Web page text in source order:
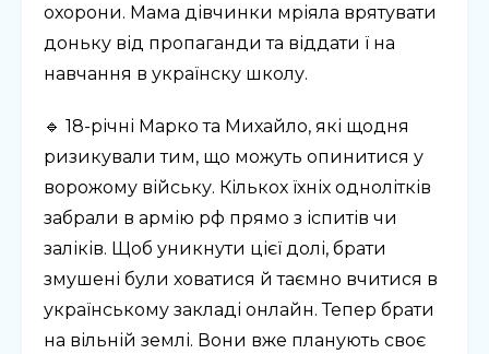
охорони. Мама дівчинки мріяла врятувати
доньку від пропаганди та віддати ї на
навчання в українску школу.
🔹 18-річні Марко та Михайло, які щодня
ризикували тим, що можуть опинитися у
ворожому війську. Кількох їхніх однолітків
забрали в армію рф прямо з іспитів чи
заліків. Щоб уникнути цієї долі, брати
змушені були ховатися й таємно вчитися в
українському закладі онлайн. Тепер брати
на вільній землі. Вони вже планують своє